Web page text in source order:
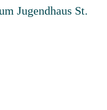
Jugendhaus St.